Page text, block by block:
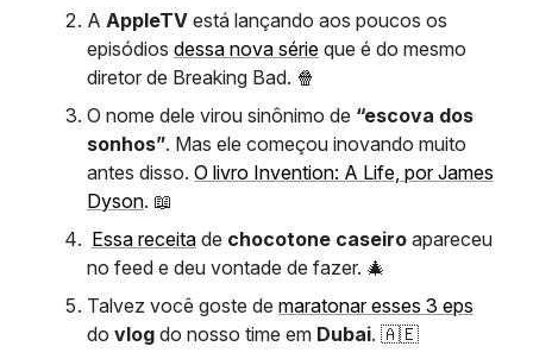
A AppleTV está lançando aos poucos os
episódios dessa nova série que é do mesmo
diretor de Breaking Bad. 🍿
O nome dele virou sinônimo de “escova dos
sonhos”. Mas ele começou inovando muito
antes disso. O livro Invention: A Life, por James
Dyson. 📖
Essa receita de chocotone caseiro apareceu
no feed e deu vontade de fazer. 🎄
Talvez você goste de maratonar esses 3 eps
do vlog do nosso time em Dubai. 🇦🇪